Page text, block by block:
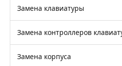
Замена клавиатуры
Замена контроллеров
Замена корпуса